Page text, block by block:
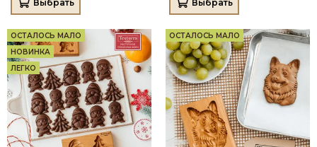
Выбрать Выбрать
ОСТАЛОСЬ МАЛО
НОВИНКА
ЛЕГКО
ОСТАЛОСЬ МАЛО